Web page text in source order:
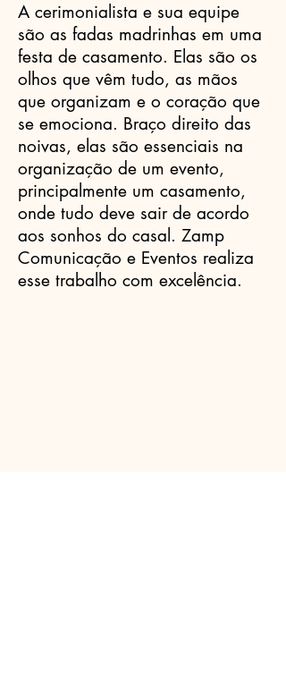
A cerimonialista e sua equipe
são as fadas madrinhas em uma
festa de casamento. Elas são os
olhos que vêm tudo, as mãos
que organizam e o coração que
se emociona. Braço direito das
noivas, elas são essenciais na
organização de um evento,
principalmente um casamento,
onde tudo deve sair de acordo
aos sonhos do casal. Zamp
Comunicação e Eventos realiza
esse trabalho com excelência.